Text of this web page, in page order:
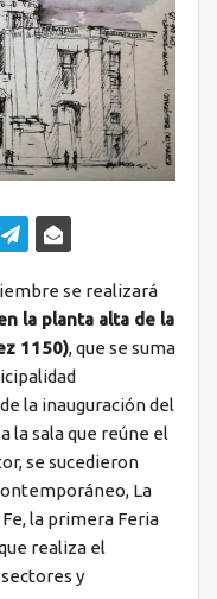
se realizará
la planta alta de la
1150), que se suma
la inauguración del
la sala que reúne el
se sucedieron
La
la primera Feria
realiza el
y